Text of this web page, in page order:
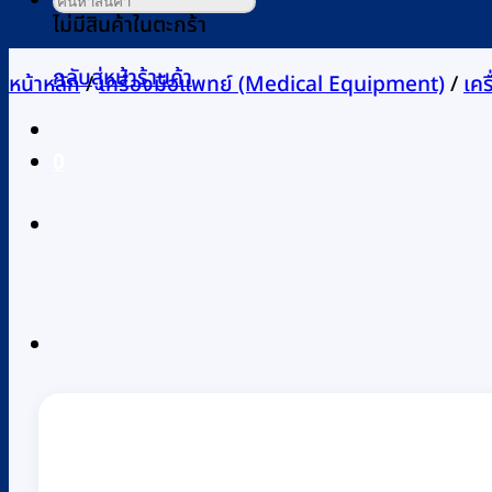
ไม่มีสินค้าในตะกร้า
กลับสู่หน้าร้านค้า
หน้าหลัก/เครื่องมือแพทย์ (Medical Equipment)/เ